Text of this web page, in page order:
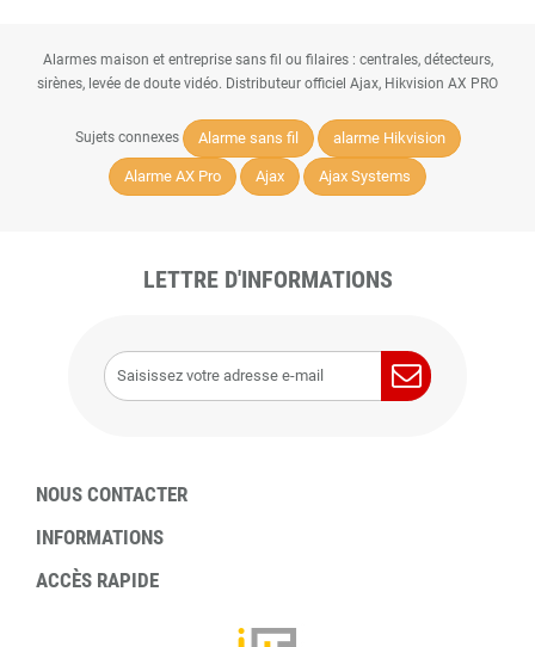
Alarmes maison et entreprise sans fil ou filaires : centrales, détecteurs,
sirènes, levée de doute vidéo. Distributeur officiel Ajax, Hikvision AX PRO
Sujets connexes Alarme sans fil alarme Hikvision
Alarme AX Pro Ajax Ajax Systems
LETTRE D'INFORMATIONS
NOUS CONTACTER
INFORMATIONS
ACCÈS RAPIDE